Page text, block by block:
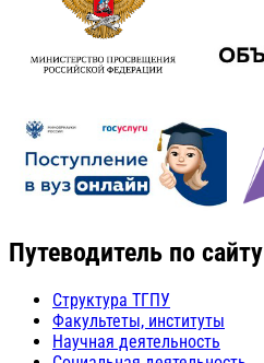
Путеводитель по сайту
Структура ТГПУ
Факультеты, институты
Научная деятельность